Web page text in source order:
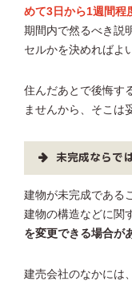
めて3日から1週間程
期間内で然るべき説
セルかを決めればよ
住んだあとで後悔す
ませんから、そこは
未完成ならで
建物が未完成である
建物の構造などに関
を変更できる場合が
建売会社のなかには